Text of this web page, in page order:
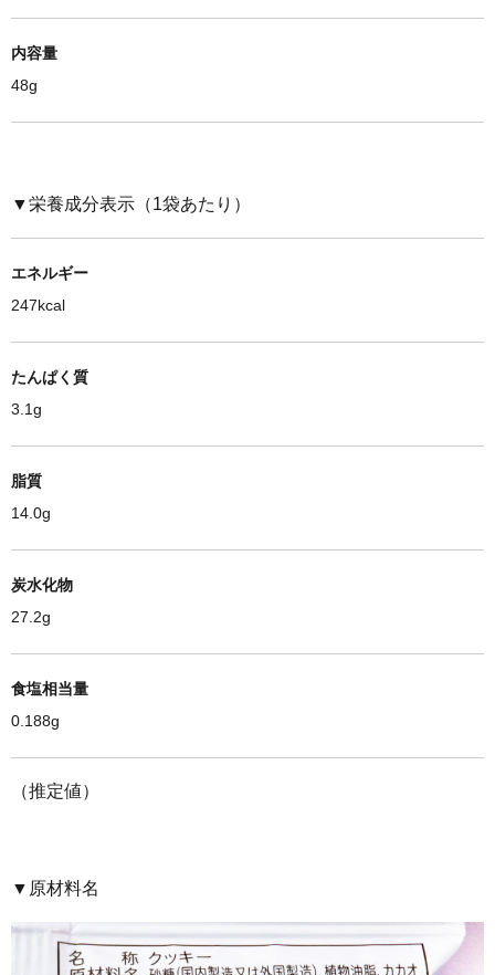
内容量
48g
▼栄養成分表示（1袋あたり）
エネルギー
247kcal
たんぱく質
3.1g
脂質
14.0g
炭水化物
27.2g
食塩相当量
0.188g
（推定値）
▼原材料名